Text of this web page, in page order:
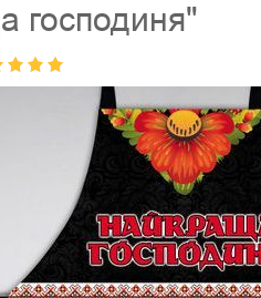
господиня"